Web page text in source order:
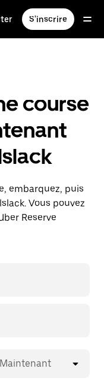
S'inscrire
course
embarquez, puis
Vous pouvez
Reserve
Maintenant